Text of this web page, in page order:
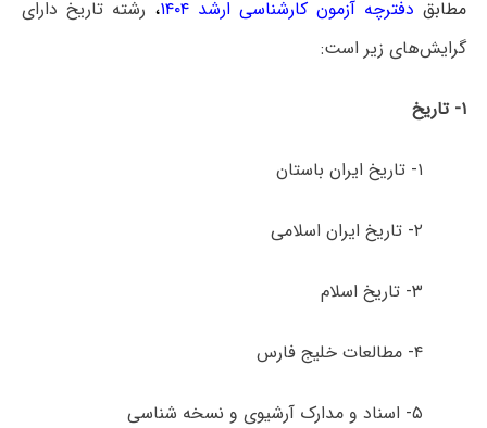
مطابق دفترچه آزمون کارشناسی ارشد ۱۴۰۴ ، رشته تاریخ دارای
گرایش‌های زیر است:
۱- تاریخ
۱- تاریخ ایران باستان
۲- تاریخ ایران اسلامی
۳- تاریخ اسلام
۴- مطالعات خلیج فارس
۵- اسناد و مدارک آرشیوی و نسخه ­شناسی